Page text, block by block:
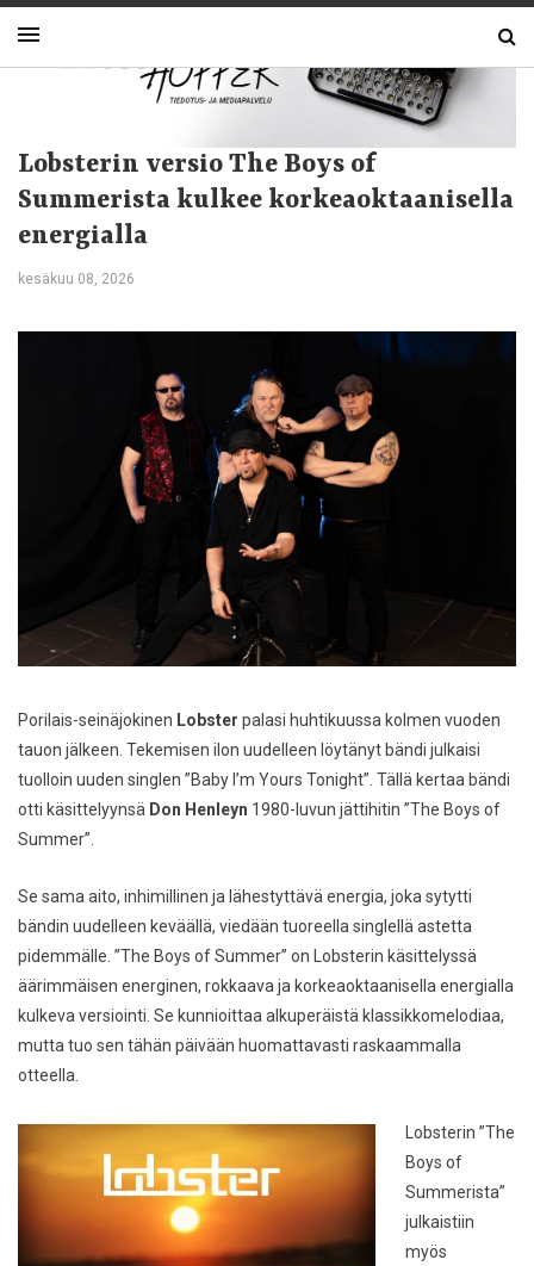
Lobsterin versio The Boys of
Summerista kulkee korkeaoktaanisella
energialla
kesäkuu 08, 2026
Porilais-seinäjokinen Lobster palasi huhtikuussa kolmen vuoden
tauon jälkeen. Tekemisen ilon uudelleen löytänyt bändi julkaisi
tuolloin uuden singlen ”Baby I’m Yours Tonight”. Tällä kertaa bändi
otti käsittelyynsä Don Henleyn 1980-luvun jättihitin ”The Boys of
Summer”.
Se sama aito, inhimillinen ja lähestyttävä energia, joka sytytti
bändin uudelleen keväällä, viedään tuoreella singlellä astetta
pidemmälle. ”The Boys of Summer” on Lobsterin käsittelyssä
äärimmäisen energinen, rokkaava ja korkeaoktaanisella energialla
kulkeva versiointi. Se kunnioittaa alkuperäistä klassikkomelodiaa,
mutta tuo sen tähän päivään huomattavasti raskaammalla
otteella.
Lobsterin ”The
Boys of
Summerista”
julkaistiin
myös